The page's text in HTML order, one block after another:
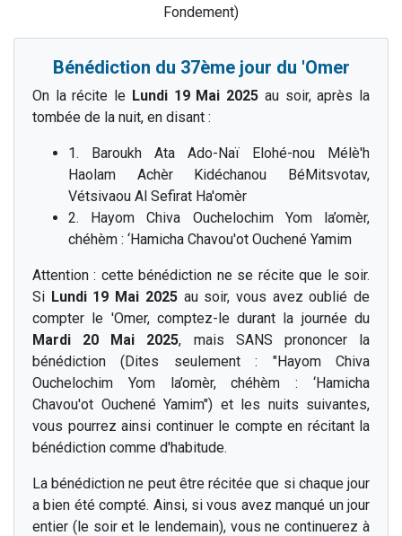
Fondement)
Bénédiction du 37ème jour du 'Omer
On la récite le Lundi 19 Mai 2025 au soir, après la
tombée de la nuit, en disant :
1. Baroukh Ata Ado-Naï Elohé-nou Mélè'h
Haolam Achèr Kidéchanou BéMitsvotav,
Vétsivaou Al Sefirat Ha'omèr
2. Hayom Chiva Ouchelochim Yom la’omèr,
chéhèm : ‘Hamicha Chavou'ot Ouchené Yamim
Attention : cette bénédiction ne se récite que le soir.
Si Lundi 19 Mai 2025au soir, vous avez oublié de
compter le 'Omer, comptez-le durant la journée du
Mardi 20 Mai 2025, mais SANS prononcer la
bénédiction (Dites seulement : "Hayom Chiva
Ouchelochim Yom la’omèr, chéhèm : ‘Hamicha
Chavou'ot Ouchené Yamim") et les nuits suivantes,
vous pourrez ainsi continuer le compte en récitant la
bénédiction comme d'habitude.
La bénédiction ne peut être récitée que si chaque jour
a bien été compté. Ainsi, si vous avez manqué un jour
entier (le soir et le lendemain), vous ne continuerez à